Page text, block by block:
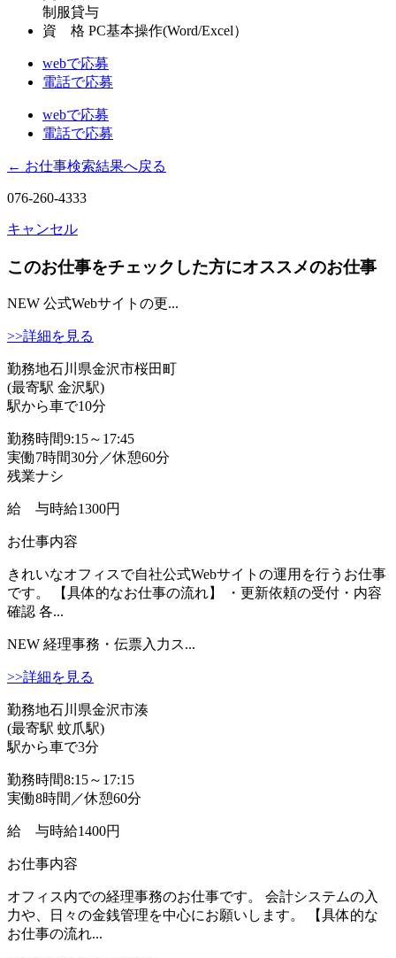
制服貸与
資 格 PC基本操作(Word/Excel）
webで応募
電話で応募
webで応募
電話で応募
← お仕事検索結果へ戻る
076-260-4333
キャンセル
このお仕事をチェックした方にオススメのお仕事
NEW 公式Webサイトの更...
>>詳細を見る
勤務地石川県金沢市桜田町
(最寄駅 金沢駅)
駅から車で10分
勤務時間9:15～17:45
実働7時間30分／休憩60分
残業ナシ
給 与時給1300円
お仕事内容
きれいなオフィスで自社公式Webサイトの運用を行うお仕事
です。 【具体的なお仕事の流れ】 ・更新依頼の受付・内容
確認 各...
NEW 経理事務・伝票入力ス...
>>詳細を見る
勤務地石川県金沢市湊
(最寄駅 蚊爪駅)
駅から車で3分
勤務時間8:15～17:15
実働8時間／休憩60分
給 与時給1400円
お仕事内容
オフィス内での経理事務のお仕事です。 会計システムの入
力や、日々の金銭管理を中心にお願いします。 【具体的な
お仕事の流れ...